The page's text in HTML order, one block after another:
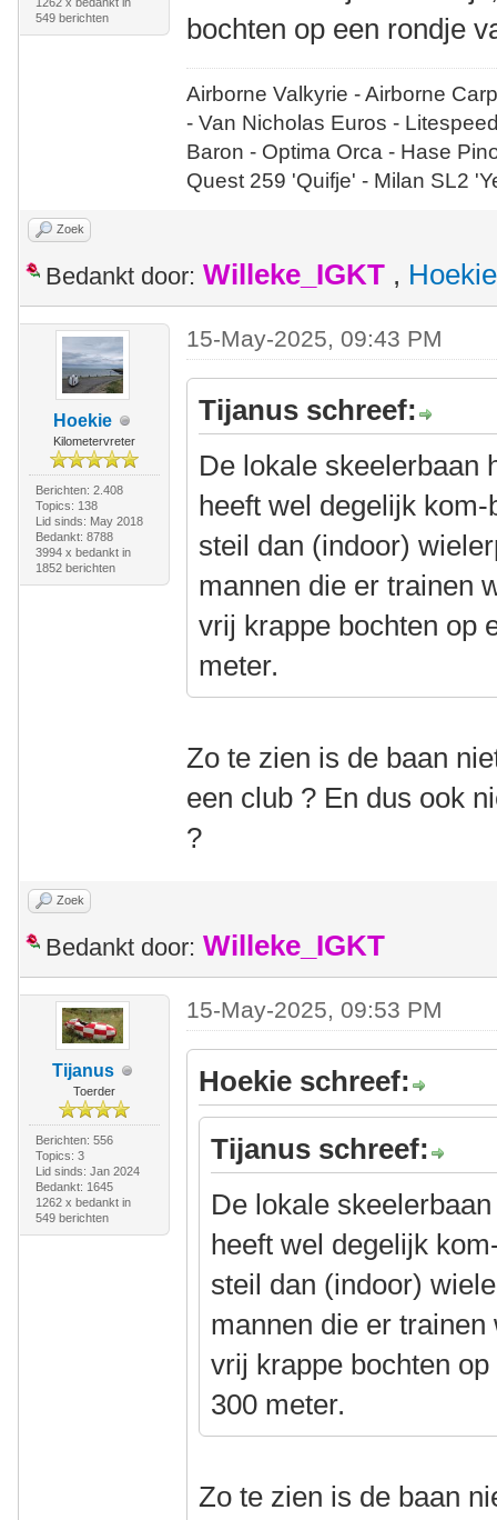
549 berichten
bochten op een rondje
Airborne Valkyrie - Airborne
- Van Nicholas Euros -
Baron - Optima Orca - Hase
Quest 259 'Quifje' - Milan SL2
Zoek
Bedankt door: Willeke_IGKT , Hoekie
Hoekie
Kilometervreter
Berichten: 2.408
Topics: 138
Lid sinds: May 2018
Bedankt: 8788
3994 x bedankt in
1852 berichten
15-May-2025, 09:43 PM
Tijanus schreef:
De lokale skeelerbaan
heeft wel degelijk
steil dan (indoor)
mannen die er trainen
vrij krappe bochten op
meter.
Zo te zien is de baan
een club ? En dus ook
?
Zoek
Bedankt door: Willeke_IGKT
Tijanus
Toerder
Berichten: 556
Topics: 3
Lid sinds: Jan 2024
Bedankt: 1645
1262 x bedankt in
549 berichten
15-May-2025, 09:53 PM
Hoekie schreef:
Tijanus schreef:
De lokale
heeft wel degelijk
steil dan (indoor)
mannen die er
vrij krappe bochten
300 meter.
Zo te zien is de baan